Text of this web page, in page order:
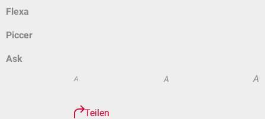
Flexa
Piccer
Ask
A A A
Teilen